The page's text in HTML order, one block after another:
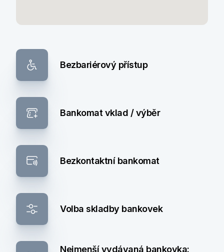
Bezbariérový přístup
Bankomat vklad / výběr
Bezkontaktní bankomat
Volba skladby bankovek
Nejmenší vydávaná bankovka: